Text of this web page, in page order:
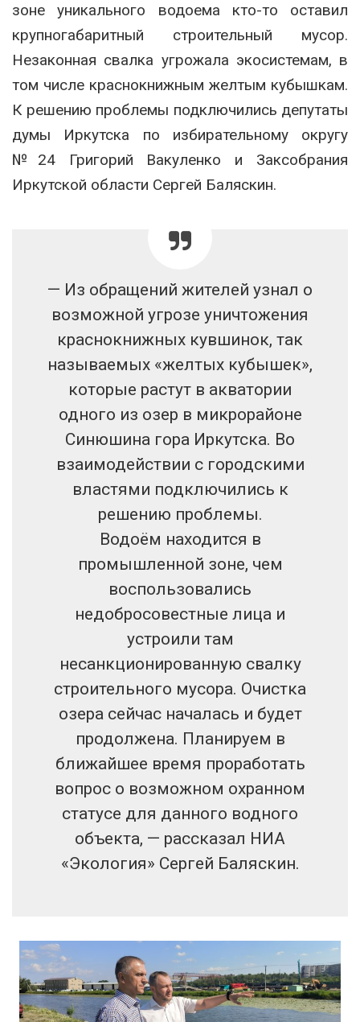
зоне уникального водоема кто-то оставил
крупногабаритный строительный мусор.
Незаконная свалка угрожала экосистемам, в
том числе краснокнижным желтым кубышкам.
К решению проблемы подключились депутаты
думы Иркутска по избирательному округу
№24 Григорий Вакуленко и Заксобрания
Иркутской области Сергей Баляскин.
— Из обращений жителей узнал о
возможной угрозе уничтожения
краснокнижных кувшинок, так
называемых «желтых кубышек»,
которые растут в акватории
одного из озер в микрорайоне
Синюшина гора Иркутска. Во
взаимодействии с городскими
властями подключились к
решению проблемы.
Водоём находится в
промышленной зоне, чем
воспользовались
недобросовестные лица и
устроили там
несанкционированную свалку
строительного мусора. Очистка
озера сейчас началась и будет
продолжена. Планируем в
ближайшее время проработать
вопрос о возможном охранном
статусе для данного водного
объекта, — рассказал НИА
«Экология» Сергей Баляскин.